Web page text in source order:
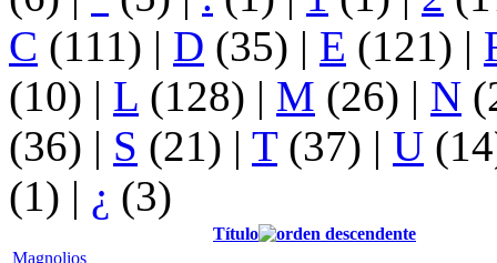
C (111) | D (35) | E (121) |
(10) | L (128) | M (26) | N
(36) | S (21) | T(37) | U
(1) | ¿ (3)
Título
Magnolios